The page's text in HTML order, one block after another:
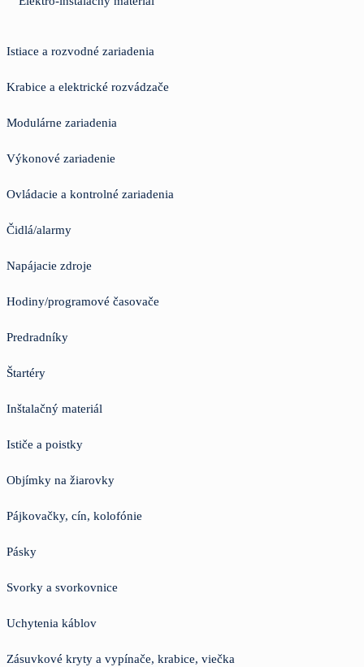
Istiace a rozvodné zariadenia
Krabice a elektrické rozvádzače
Modulárne zariadenia
Výkonové zariadenie
Ovládacie a kontrolné zariadenia
Čidlá/alarmy
Napájacie zdroje
Hodiny/programové časovače
Predradníky
Štartéry
Inštalačný materiál
Ističe a poistky
Objímky na žiarovky
Pájkovačky, cín, kolofónie
Pásky
Svorky a svorkovnice
Uchytenia káblov
Zásuvkové kryty a vypínače, krabice, viečka